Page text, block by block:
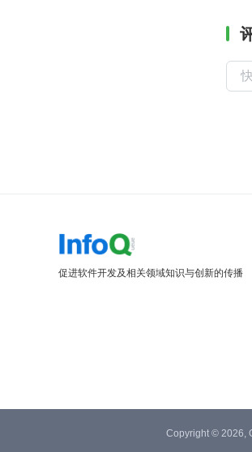
促进软件开发及相关领域知识与创新的传播
Copyright © 2026,